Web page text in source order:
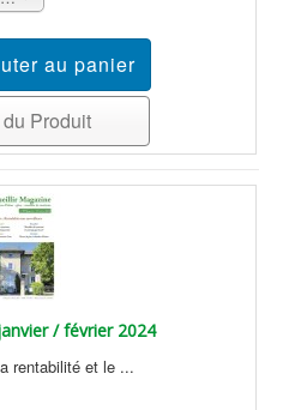
Produit
/ février 2024
rentabilité et le ...